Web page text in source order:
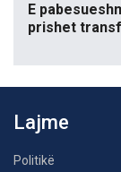
E
prishet
Lajme
Politikë